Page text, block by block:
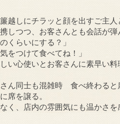
越しにチラッと顔を出すご主
しつつ、お客さんとも会話が
くらいにする？」
をつけて食べてね！」
い心使いとお客さんに素早い
ん同士も混雑時 食べ終わると
席を譲る。
く、店内の雰囲気にも温かさ